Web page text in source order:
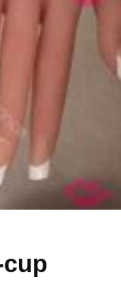
cup